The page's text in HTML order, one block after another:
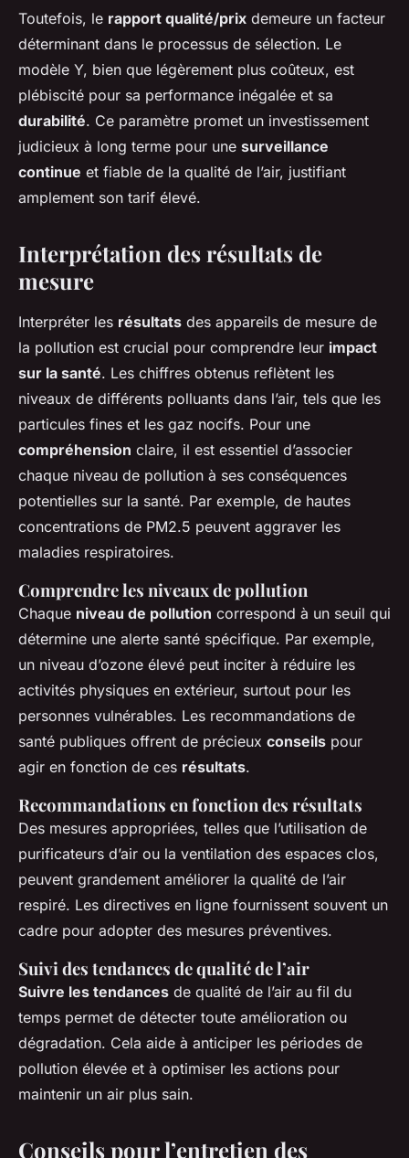
Toutefois, le rapport qualité/prix demeure un facteur
déterminant dans le processus de sélection. Le
modèle Y, bien que légèrement plus coûteux, est
plébiscité pour sa performance inégalée et sa
durabilité. Ce paramètre promet un investissement
judicieux à long terme pour une surveillance
continue et fiable de la qualité de l’air, justifiant
amplement son tarif élevé.
Interprétation des résultats de
mesure
Interpréter les résultats des appareils de mesure de
la pollution est crucial pour comprendre leur impact
sur la santé. Les chiffres obtenus reflètent les
niveaux de différents polluants dans l’air, tels que les
particules fines et les gaz nocifs. Pour une
compréhension claire, il est essentiel d’associer
chaque niveau de pollution à ses conséquences
potentielles sur la santé. Par exemple, de hautes
concentrations de PM2.5 peuvent aggraver les
maladies respiratoires.
Comprendre les niveaux de pollution
Chaque niveau de pollution correspond à un seuil qui
détermine une alerte santé spécifique. Par exemple,
un niveau d’ozone élevé peut inciter à réduire les
activités physiques en extérieur, surtout pour les
personnes vulnérables. Les recommandations de
santé publiques offrent de précieux conseils pour
agir en fonction de ces résultats.
Recommandations en fonction des résultats
Des mesures appropriées, telles que l’utilisation de
purificateurs d’air ou la ventilation des espaces clos,
peuvent grandement améliorer la qualité de l’air
respiré. Les directives en ligne fournissent souvent un
cadre pour adopter des mesures préventives.
Suivi des tendances de qualité de l’air
Suivre les tendances de qualité de l’air au fil du
temps permet de détecter toute amélioration ou
dégradation. Cela aide à anticiper les périodes de
pollution élevée et à optimiser les actions pour
maintenir un air plus sain.
Conseils pour l’entretien des